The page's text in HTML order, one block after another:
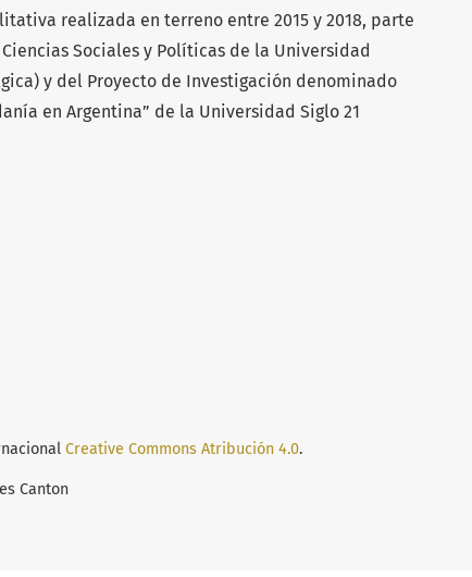
realizada en terreno entre 2015 y 2018, parte
Sociales y Políticas de la Universidad
y del Proyecto de Investigación denominado
en Argentina” de la Universidad Siglo 21
Creative Commons Atribución 4.0.
Canton